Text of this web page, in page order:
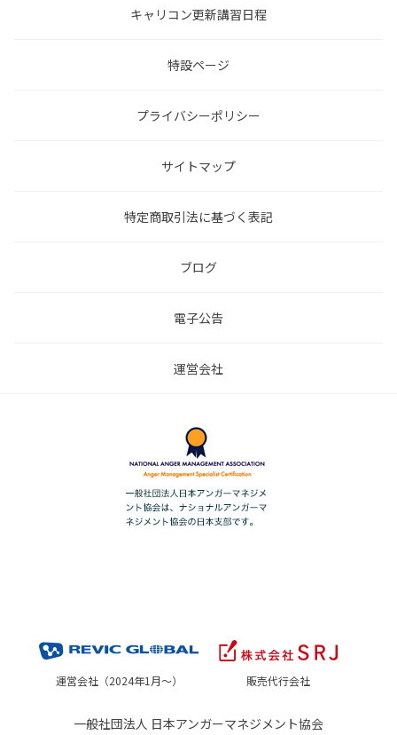
キャリコン更新講習日程
特設ページ
プライバシーポリシー
サイトマップ
特定商取引法に基づく表記
ブログ
電子公告
運営会社
運営会社（2024年1月～） 販売代行会社
一般社団法人 日本アンガーマネジメント協会